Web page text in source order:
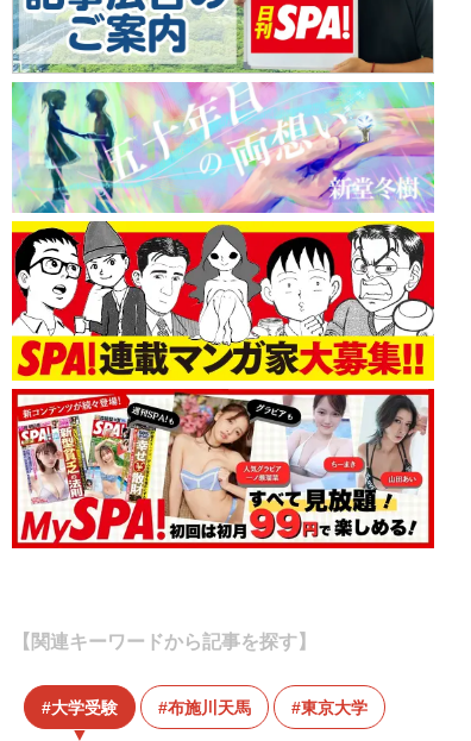
【関連キーワードから記事を探す】
大学受験 布施川天馬 東京大学